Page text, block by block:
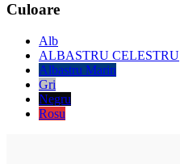
Culoare
Alb
ALBASTRU CELESTRU
Albastru Marin
Gri
Negru
Rosu